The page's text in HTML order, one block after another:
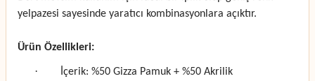
yelpazesi sayesinde yaratıcı kombinasyonlara açıktır.
Ürün Özellikleri:
· İçerik: %50 Gizza Pamuk + %50 Akrilik